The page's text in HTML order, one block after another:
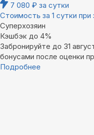
7 080 ₽ за сутки
Стоимость за 1 сутки при
Суперхозяин
Кэшбэк до 4%
Забронируйте до 31
бонусами после оценки
Подробнее